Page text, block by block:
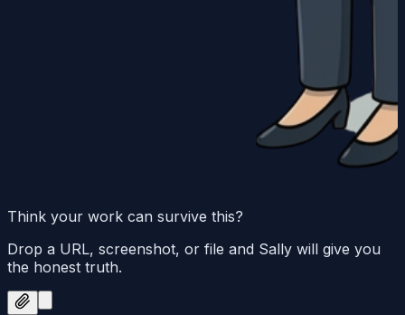
Think your work can survive this?
Drop a URL, screenshot, or file and Sally will give you
the honest truth.